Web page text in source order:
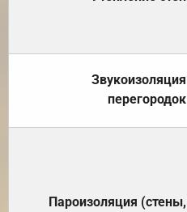
Звукоизоляция
перегородок
Пароизоляция (стены,